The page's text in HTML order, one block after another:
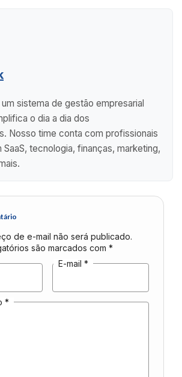
sistema de gestão empresarial
o dia a dia dos
Nosso time conta com profissionais
tecnologia, finanças, marketing,
de e-mail não será publicado.
são marcados com *
E-mail *
*